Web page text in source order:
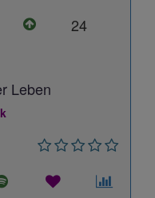
24
Leben